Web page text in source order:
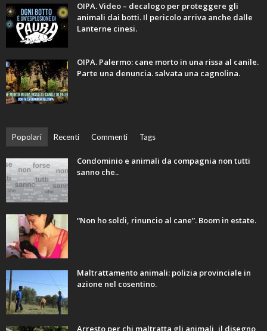
OIPA. Video – decalogo per proteggere gli
animali dai botti. Il pericolo arriva anche dalle
Lanterne cinesi.
OIPA. Palermo: cane morto in una rissa al canile.
Parte una denuncia. salvata una cagnolina.
Popolari Recenti Commenti Tags
Condominio e animali da compagnia non tutti
sanno che..
“Non ho soldi, rinuncio al cane”. Boom in estate.
Maltrattamento animali: polizia provinciale in
azione nel cosentino.
Arresto per chi maltratta gli animali, il disegno